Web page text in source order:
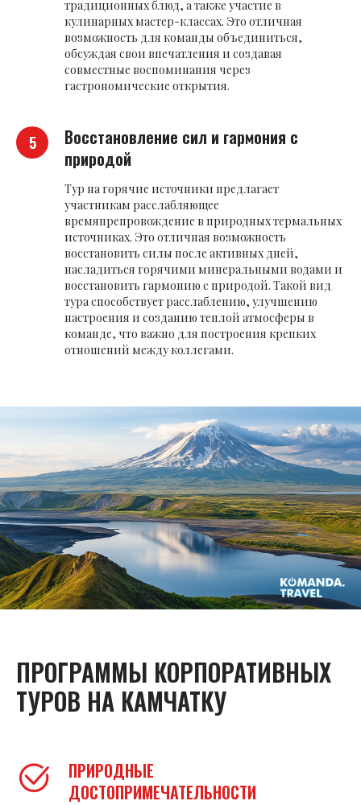
традиционных блюд, а также участие в
кулинарных мастер-классах. Это отличная
возможность для команды объединиться,
обсуждая свои впечатления и создавая
совместные воспоминания через
гастрономические открытия.
Восстановление сил и гармония с
природой
Тур на горячие источники предлагает
участникам расслабляющее
времяпрепровождение в природных термальных
источниках. Это отличная возможность
восстановить силы после активных дней,
насладиться горячими минеральными водами и
восстановить гармонию с природой. Такой вид
тура способствует расслаблению, улучшению
настроения и созданию теплой атмосферы в
команде, что важно для построения крепких
отношений между коллегами.
ПРОГРАММЫ КОРПОРАТИВНЫХ
ТУРОВ НА КАМЧАТКУ
ПРИРОДНЫЕ
ДОСТОПРИМЕЧАТЕЛЬНОСТИ